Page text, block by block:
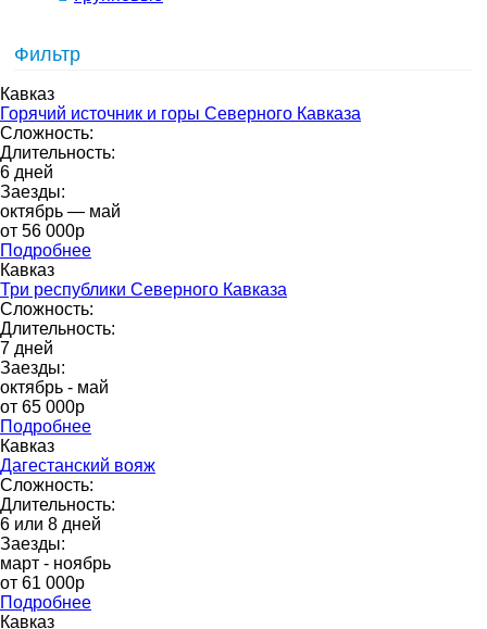
Фильтр
Кавказ
Горячий источник и горы Северного Кавказа
Сложность:
Длительность:
6 дней
Заезды:
октябрь — май
от 56 000p
Подробнее
Кавказ
Три республики Северного Кавказа
Сложность:
Длительность:
7 дней
Заезды:
октябрь - май
от 65 000p
Подробнее
Кавказ
Дагестанский вояж
Сложность:
Длительность:
6 или 8 дней
Заезды:
март - ноябрь
от 61 000p
Подробнее
Кавказ